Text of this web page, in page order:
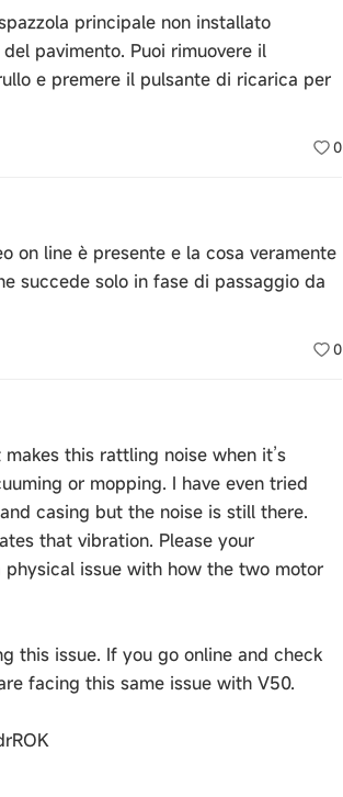
principale non installato
pavimento. Puoi rimuovere il
e premere il pulsante di ricarica per
0
on line è presente e la cosa veramente
succede solo in fase di passaggio da
0
this rattling noise when it’s
or mopping. I have even tried
casing but the noise is still there.
that vibration. Please your
issue with how the two motor
this issue. If you go online and check
facing this same issue with V50.